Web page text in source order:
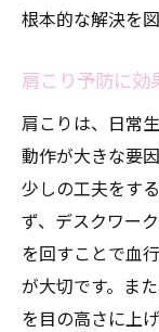
根本的な解決を
肩こり予防に効
肩こりは、日常
動作が大きな要
少しの工夫をす
ず、デスクワー
を回すことで血
が大切です。ま
を目の高さに上